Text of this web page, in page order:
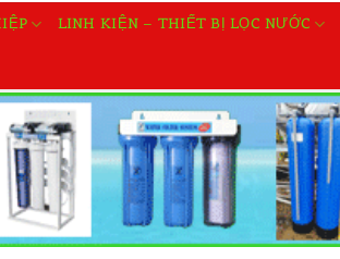
LINH KIỆN – THIẾT BỊ LỌC NƯỚC